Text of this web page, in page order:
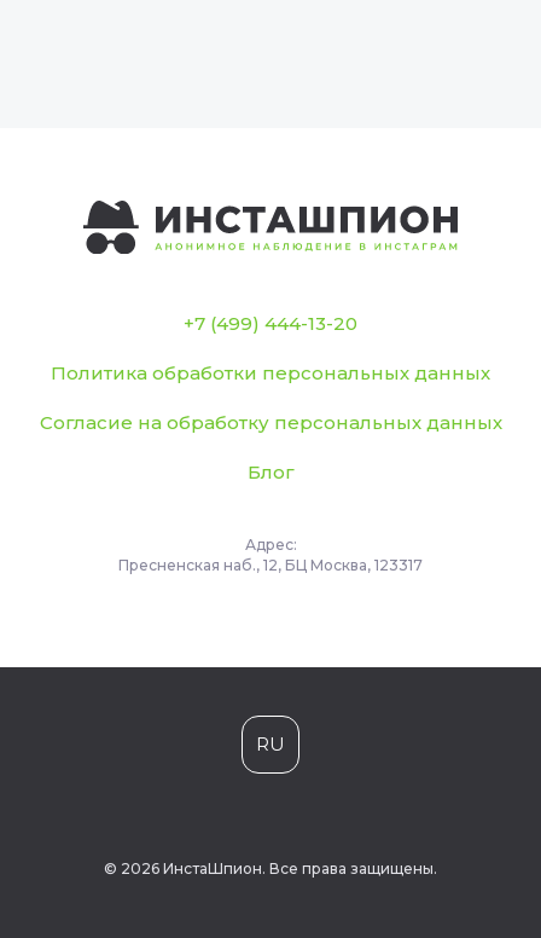
+7 (499) 444-13-20
Политика обработки персональных данных
Согласие на обработку персональных данных
Блог
Адрес:
Пресненская наб., 12, БЦ Москва, 123317
RU
© 2026 ИнстаШпион. Все права защищены.